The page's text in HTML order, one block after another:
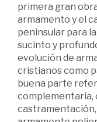
primera gran
armamento y el
peninsular para
sucinto y
evolución de
cristianos como
buena parte
complementaria,